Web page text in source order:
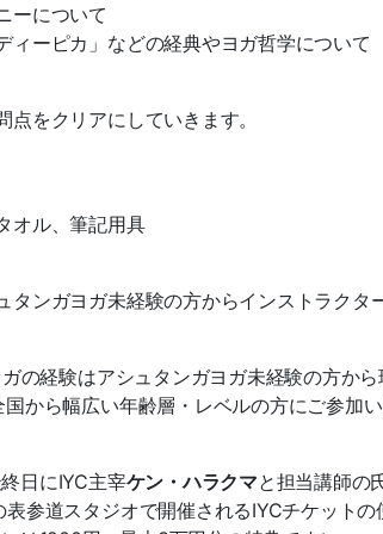
ーについて
ィーピカ」などの経典やヨガ哲学について
をクリアにしていきます。
オル、筆記用具
タンガヨガ未経験の方からインストラクタ
の経験はアシュタンガヨガ未経験の方か
から幅広い年齢層・レベルの方にご参加い
日にIYC主宰ケン・ハラクマと担当講師の
表参道スタジオで開催されるIYCチケッ ト